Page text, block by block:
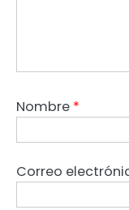
Nombre *
Correo